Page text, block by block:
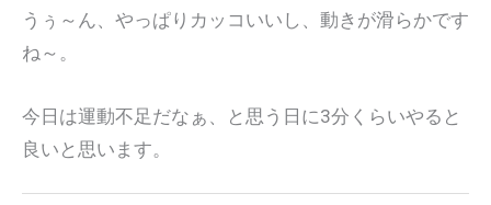
うぅ～ん、やっぱりカッコいいし、動きが滑らかです
ね～。
今日は運動不足だなぁ、と思う日に3分くらいやると
良いと思います。